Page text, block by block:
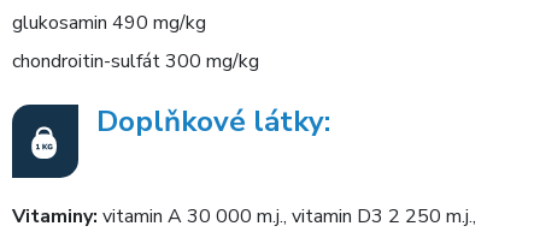
glukosamin 490 mg/kg
chondroitin-sulfát 300 mg/kg
Doplňkové látky:
Vitaminy: vitamin A 30 000 m.j., vitamin D3 2 250 m.j.,